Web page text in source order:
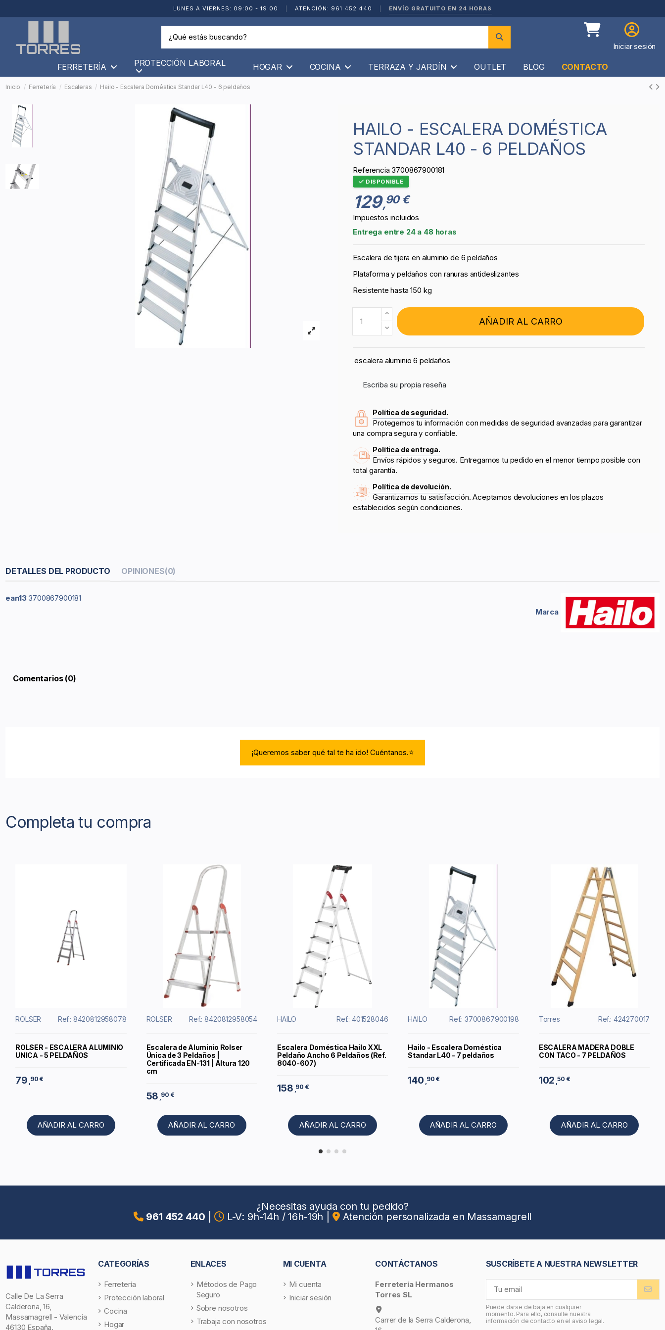
LUNES A VIERNES: 09:00 - 19:00 ATENCIÓN: 961 452 440 ENVÍO GRATUITO EN 24 HORAS
Iniciar sesión
FERRETERÍA PROTECCIÓN LABORAL HOGAR COCINA TERRAZA Y JARDÍN OUTLET BLOG CONTACTO
Inicio Ferretería Escaleras Hailo - Escalera Doméstica Standar L40 - 6 peldaños
HAILO - ESCALERA DOMÉSTICA
STANDAR L40 - 6 PELDAÑOS
Referencia 3700867900181
DISPONIBLE
129,90 €
Impuestos incluidos
Entrega entre 24 a 48 horas
Escalera de tijera en aluminio de 6 peldaños
Plataforma y peldaños con ranuras antideslizantes
Resistente hasta 150 kg
AÑADIR AL CARRO
escalera aluminio 6 peldaños
Escriba su propia reseña
Política de seguridad.
Protegemos tu información con medidas de seguridad avanzadas para garantizar
una compra segura y confiable.
Política de entrega.
Envíos rápidos y seguros. Entregamos tu pedido en el menor tiempo posible con
total garantía.
Política de devolución.
Garantizamos tu satisfacción. Aceptamos devoluciones en los plazos
establecidos según condiciones.
DETALLES DEL PRODUCTO OPINIONES(0)
Marca
ean13 3700867900181
Comentarios (0)
¡Queremos saber qué tal te ha ido! Cuéntanos.⭐
Completa tu compra
ROLSER Ref.: 8420812958078
ROLSER - ESCALERA ALUMINIO
UNICA - 5 PELDAÑOS
79 ,90 €
AÑADIR AL CARRO
ROLSER Ref.: 8420812958054
Escalera de Aluminio Rolser
Única de 3 Peldaños |
Certificada EN-131 | Altura 120
cm
58 ,90 €
AÑADIR AL CARRO
HAILO Ref.: 401528046
Escalera Doméstica Hailo XXL
Peldaño Ancho 6 Peldaños (Ref.
8040-607)
158 ,90 €
AÑADIR AL CARRO
HAILO Ref.: 3700867900198
Hailo - Escalera Doméstica
Standar L40 - 7 peldaños
140 ,90 €
AÑADIR AL CARRO
Torres Ref.: 424270017
ESCALERA MADERA DOBLE
CON TACO - 7 PELDAÑOS
102 ,50 €
AÑADIR AL CARRO
¿Necesitas ayuda con tu pedido?
961 452 440
L-V: 9h-14h / 16h-19h Atención personalizada en Massamagrell
Calle De La Serra
Calderona, 16,
Massamagrell - Valencia
46130 España.
CATEGORÍAS
Ferretería
Protección laboral
Cocina
Hogar
ENLACES
Métodos de Pago
Seguro
Sobre nosotros
Trabaja con nosotros
MI CUENTA
Mi cuenta
Iniciar sesión
CONTÁCTANOS
Ferretería Hermanos
Torres SL
Carrer de la Serra Calderona,
SUSCRÍBETE A NUESTRA NEWSLETTER
Puede darse de baja en cualquier
momento. Para ello, consulte nuestra
información de contacto en el aviso legal.